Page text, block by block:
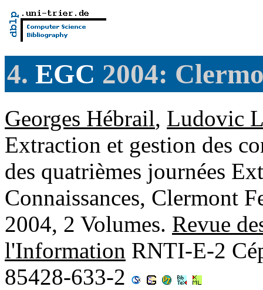
4. EGC 2004:
Georges Hébrail, Ludovic
Extraction et gestion des
des quatrièmes journées
Connaissances, Clermont
2004, 2 Volumes. Revue
l'Information RNTI-E-2
85428-633-2